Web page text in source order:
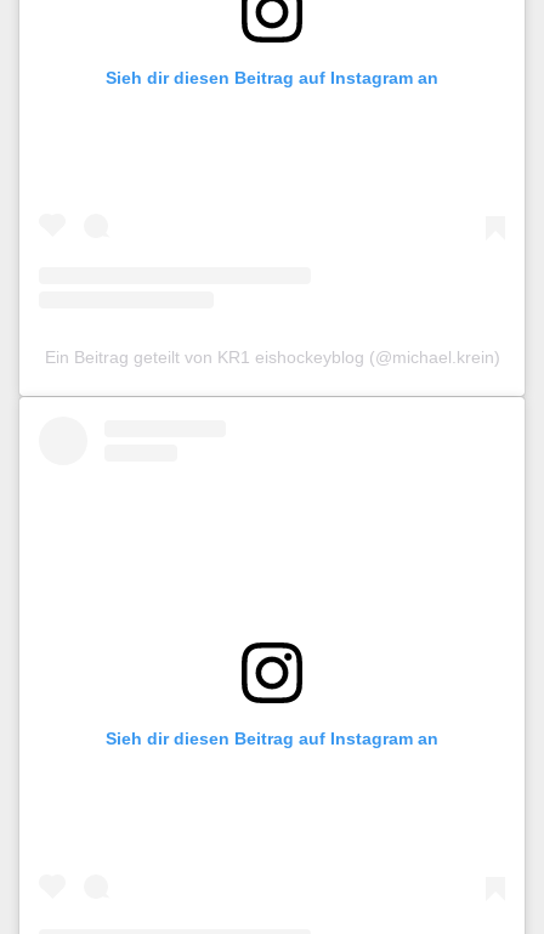
Sieh dir diesen Beitrag auf Instagram an
Ein Beitrag geteilt von KR1 eishockeyblog (@michael.krein)
Sieh dir diesen Beitrag auf Instagram an